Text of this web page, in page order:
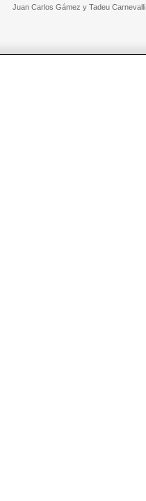
Juan Carlos Gámez y Tadeu Carnevalli